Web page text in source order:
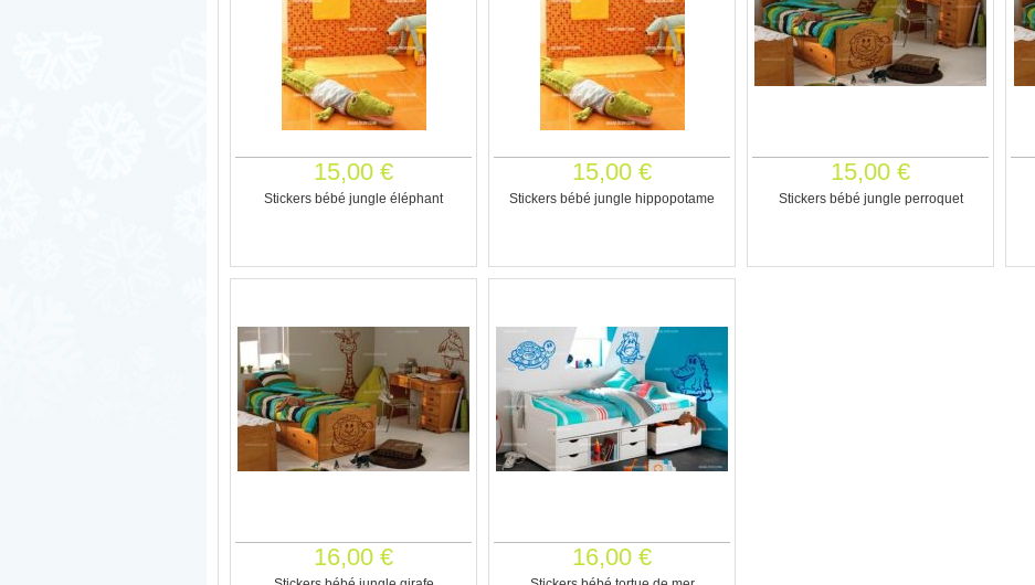
15,00 €
Stickers bébé jungle éléphant
15,00 €
Stickers bébé jungle hippopotame
15,00 €
Stickers bébé jungle perroquet
16,00 € 16,00 €